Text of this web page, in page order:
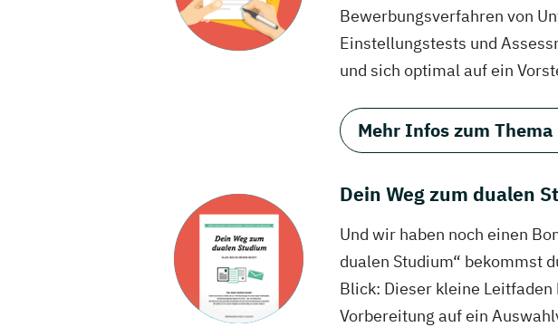
Bewerbungsverfahren von
Einstellungstests und
und sich optimal auf ein
Mehr Infos zum
Dein Weg zum dualen
Und wir haben noch einen
dualen Studium“ bekommst
Blick: Dieser kleine
Vorbereitung auf ein